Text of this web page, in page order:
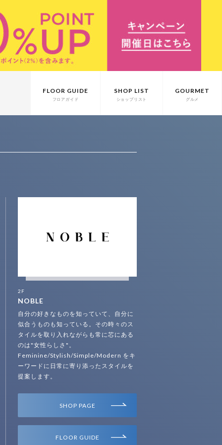
FLOOR GUIDE
フロアガイド
SHOP LIST
ショップリスト
GOURMET
グルメ
2F
NOBLE
自分の好きなものを知っていて、自分に
似合うものも知っている。その時々のス
タイルを取り入れながらも常に芯にある
のは"女性らしさ"。
Feminine/Stylish/Simple/Modern をキ
ーワードに日常に寄り添ったスタイルを
提案します。
SHOP PAGE
FLOOR GUIDE